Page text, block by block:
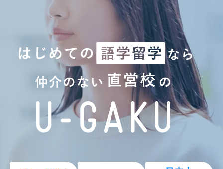
英検集中コース
◉大学生以上向け
社会課題解決型
海外インターン
◉親子向け
親子留学
1日の流れ（note）